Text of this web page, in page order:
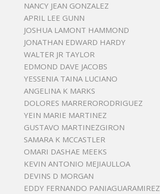
NANCY JEAN GONZALEZ
APRIL LEE GUNN
JOSHUA LAMONT HAMMOND
JONATHAN EDWARD HARDY
WALTER JR TAYLOR
EDMOND DAVE JACOBS
YESSENIA TAINA LUCIANO
ANGELINA K MARKS
DOLORES MARRERORODRIGUEZ
YEIN MARIE MARTINEZ
GUSTAVO MARTINEZGIRON
SAMARA K MCCASTLER
OMARI DASHAE MEEKS
KEVIN ANTONIO MEJIAULLOA
DEVINS D MORGAN
EDDY FERNANDO PANIAGUARAMIREZ